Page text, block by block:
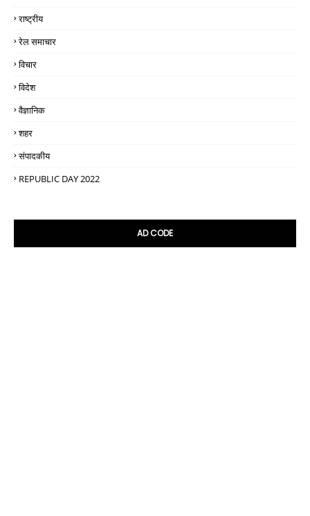
राष्ट्रीय
रेल समाचार
विचार
विदेश
वैज्ञानिक
शहर
संपादकीय
REPUBLIC DAY 2022
AD CODE